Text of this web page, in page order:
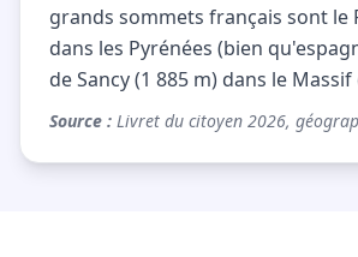
grands sommets français sont le
dans les Pyrénées (bien
de Sancy (1 885 m) dans le
Source : Livret du citoyen 2026,